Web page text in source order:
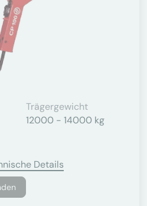
Trägergewicht
12000 - 14000 kg
Details